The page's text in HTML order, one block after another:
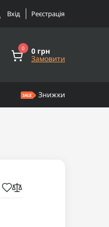
Вхід Реєстрація
0 0 грн
Замовити
Знижки